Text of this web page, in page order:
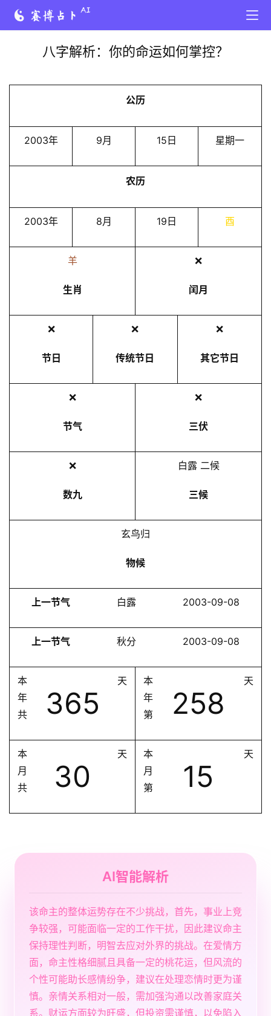
八字解析：你的命运如何掌控？
公历
2003年 9月 15日 星期一
农历
2003年 8月 19日 酉
羊
生肖
❌
闰月
❌
节日
❌
传统节日
❌
其它节日
❌
节气
❌
三伏
❌
数九
白露 二候
三候
玄鸟归
物候
上一节气 白露 2003-09-08
上一节气 秋分 2003-09-08
本
年
共
365
天
本
年
第
258
天
本
月
共
30
天
本
月
第
15
天
AI智能解析
该命主的整体运势存在不少挑战，首先，事业上竞
争较强，可能面临一定的工作干扰，因此建议命主
保持理性判断，明智去应对外界的挑战。在爱情方
面，命主性格细腻且具备一定的桃花运，但风流的
个性可能助长感情纷争，建议在处理恋情时更为谨
慎。亲情关系相对一般，需加强沟通以改善家庭关
系。财运方面较为旺盛，但投资需谨慎，以免陷入